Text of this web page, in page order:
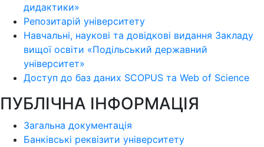
дидактики»
Репозитарій університету
Навчальні, наукові та довідкові видання Закладу
вищої освіти «Подільський державний
університет»
Доступ до баз даних SCOPUS та Web of Science
ПУБЛІЧНА ІНФОРМАЦІЯ
Загальна документація
Банківські реквізити університету